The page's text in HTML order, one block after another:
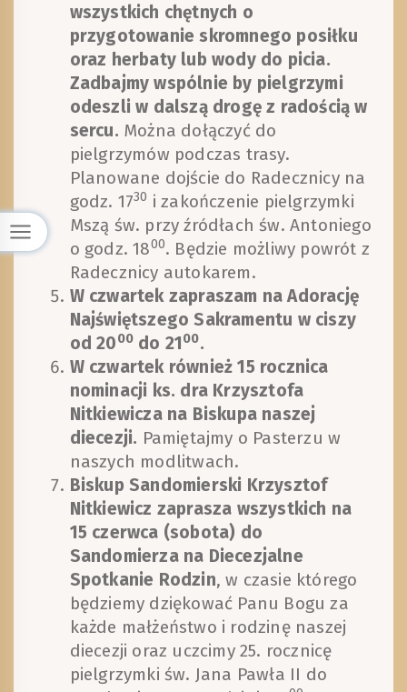
wszystkich chętnych o
przygotowanie skromnego posiłku
oraz herbaty lub wody do picia.
Zadbajmy wspólnie by pielgrzymi
odeszli w dalszą drogę z radością w
sercu. Można dołączyć do
pielgrzymów podczas trasy.
Planowane dojście do Radecznicy na
godz. 1730 i zakończenie pielgrzymki
Mszą św. przy źródłach św. Antoniego
o godz. 1800. Będzie możliwy powrót z
Radecznicy autokarem.
W czwartek zapraszam na Adorację
Najświętszego Sakramentu w ciszy
od 2000do 2100.
W czwartek również 15 rocznica
nominacji ks. dra Krzysztofa
Nitkiewicza na Biskupa naszej
diecezji. Pamiętajmy o Pasterzu w
naszych modlitwach.
Biskup Sandomierski Krzysztof
Nitkiewicz zaprasza wszystkich na
15 czerwca (sobota) do
Sandomierza na Diecezjalne
Spotkanie Rodzin, w czasie którego
będziemy dziękować Panu Bogu za
każde małżeństwo i rodzinę naszej
diecezji oraz uczcimy 25. rocznicę
pielgrzymki św. Jana Pawła II do